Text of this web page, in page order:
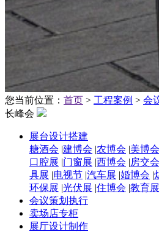
您当前位置： 首页 > 工程案例 > 会
长峰会
展台设计搭建
糖酒会 |建博会 |农博会 |美博会
口腔展 |门窗展 |西博会 |房交会
具展 |电视节 |汽车展 |婚博会 |
环保展 |光伏展 |住博会 |教育展
会议策划执行
卖场店专柜
展厅设计制作